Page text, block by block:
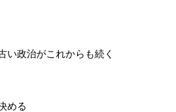
い政治がこれからも続く
める